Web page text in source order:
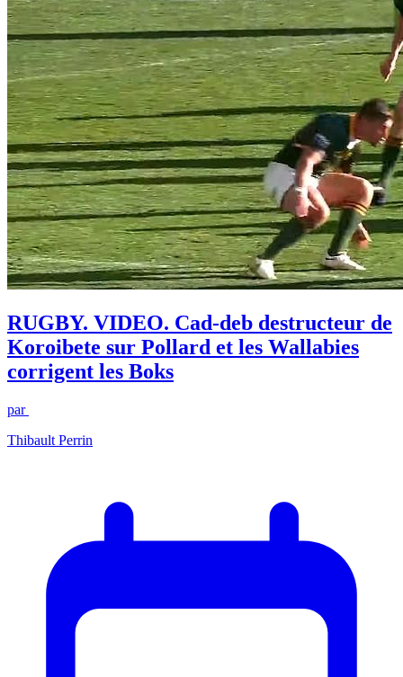
RUGBY. VIDEO. Cad-deb destructeur de
Koroibete sur Pollard et les Wallabies
corrigent les Boks
par
Thibault Perrin